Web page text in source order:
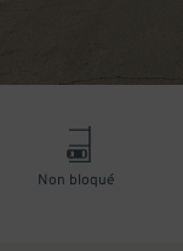
Non bloqué